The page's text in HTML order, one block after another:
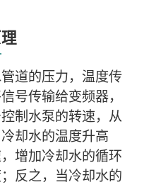
道的压力，温度传
号传输给变频器，
制水泵的转速，从
却水的温度升高
增加冷却水的循环
反之，当冷却水的